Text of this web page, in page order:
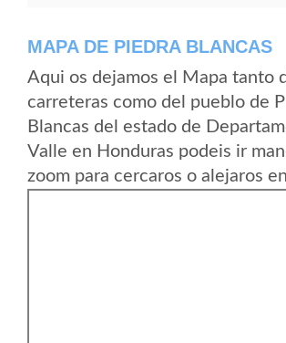
MAPA DE PIEDRA BLANCAS
Aqui os dejamos el Mapa tanto
carreteras como del pueblo de
Blancas del estado de
Valle en Honduras podeis ir
zoom para cercaros o alejaros